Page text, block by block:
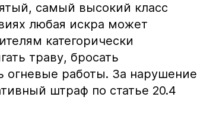
самый высокий класс
любая искра может
категорически
траву, бросать
огневые работы. За нарушение
штраф по статье 20.4